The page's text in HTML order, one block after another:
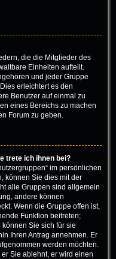
die die Mitglieder des
Einheiten aufteilt.
und jeder Gruppe
erleichtert es den
Benutzer auf einmal zu
eines Bereichs zu machen
Forum zu geben.
trete ich ihnen bei?
im persönlichen
können Sie dies mit der
alle Gruppen sind allgemein
andere können
Wenn die Gruppe offen ist,
Funktion beitreten;
Sie sich für sie
Ihren Antrag annehmen. Er
werden möchten.
Sie ablehnt, er wird einen